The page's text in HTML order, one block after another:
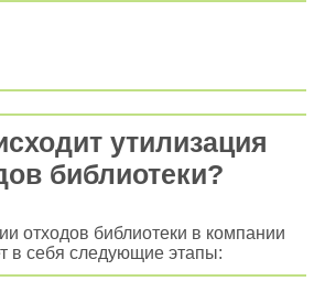
утилизация
библиотеки?
отходов библиотеки в компании
в себя следующие этапы: